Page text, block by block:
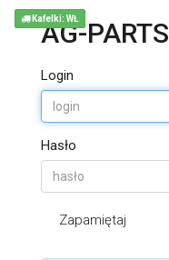
AG-PARTS
Login
Hasło
Zapamiętaj
Kafelki: WŁ